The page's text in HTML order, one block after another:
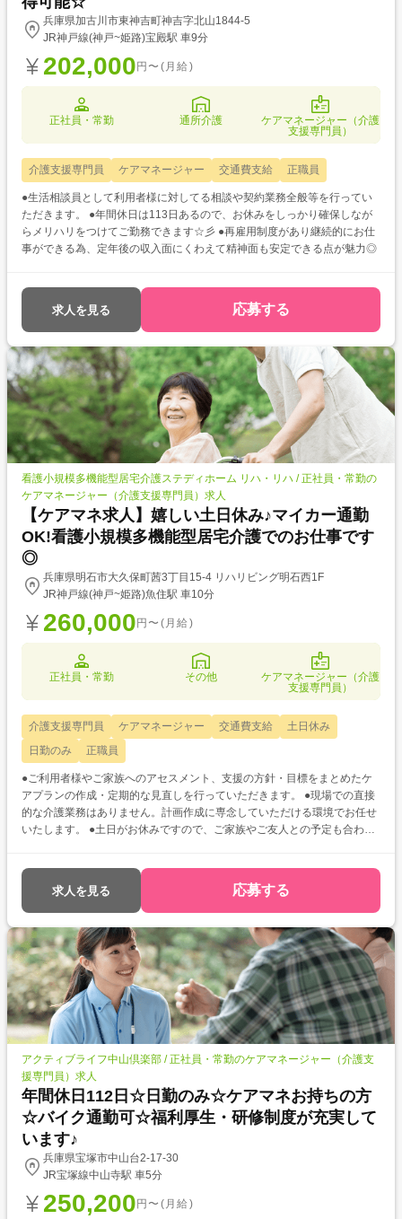
兵庫県加古川市東神吉町神吉字北山1844-5
JR神戸線(神戸~姫路)宝殿駅 車9分
202,000 円〜(月給)
正社員・常勤 通所介護
ケアマネージャー（介護
支援専門員）
介護支援専門員 ケアマネージャー 交通費支給 正職員
●生活相談員として利用者様に対してる相談や契約業務全般等を行ってい
ただきます。 ●年間休日は113日あるので、お休みをしっかり確保しなが
らメリハリをつけてご勤務できます☆彡 ●再雇用制度があり継続的にお仕
事ができる為、定年後の収入面にくわえて精神面も安定できる点が魅力◎
求人を見る 応募する
看護小規模多機能型居宅介護ステディホーム リハ・リハ / 正社員・常勤の
ケアマネージャー（介護支援専門員）求人
【ケアマネ求人】嬉しい土日休み♪マイカー通勤
OK!看護小規模多機能型居宅介護でのお仕事です
◎
兵庫県明石市大久保町茜3丁目15-4 リハリビング明石西1F
JR神戸線(神戸~姫路)魚住駅 車10分
260,000 円〜(月給)
正社員・常勤 その他
ケアマネージャー（介護
支援専門員）
介護支援専門員 ケアマネージャー 交通費支給
土日休み
日勤のみ
正職員
●ご利用者様やご家族へのアセスメント、支援の方針・目標をまとめたケ
アプランの作成・定期的な見直しを行っていただきます。 ●現場での直接
的な介護業務はありません。計画作成に専念していただける環境でお任せ
いたします。 ●土日がお休みですので、ご家族やご友人との予定も合わせ
求人を見る 応募する
アクティブライフ中山倶楽部 / 正社員・常勤のケアマネージャー（介護支
援専門員）求人
年間休日112日☆日勤のみ☆ケアマネお持ちの方
☆バイク通勤可☆福利厚生・研修制度が充実して
います♪
兵庫県宝塚市中山台2-17-30
JR宝塚線中山寺駅 車5分
250,200 円〜(月給)